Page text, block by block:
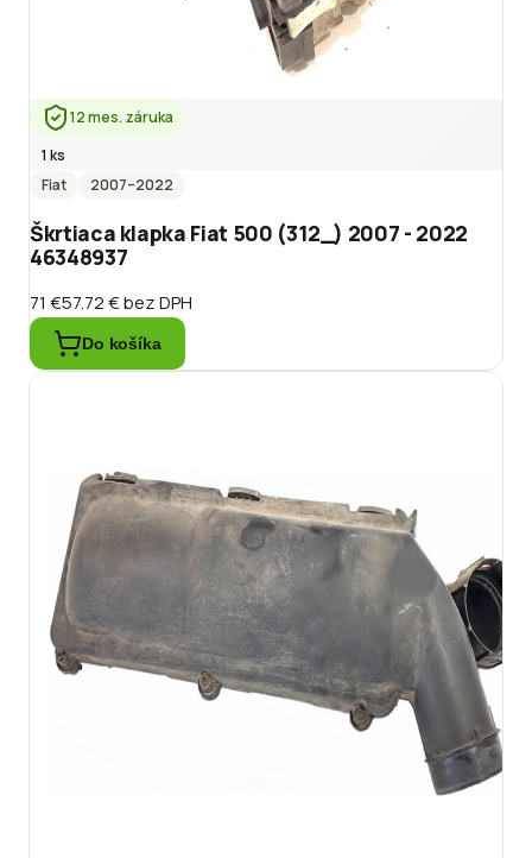
12 mes. záruka
1 ks
Fiat
2007–2022
Škrtiaca klapka Fiat 500 (312_) 2007 - 2022
46348937
71 €57.72 €bez DPH
Do košíka